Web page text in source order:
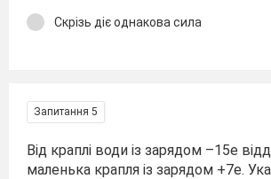
Скрізь діє однакова сила
Запитання 5
Від краплі води із зарядом –15е
маленька крапля із зарядом +7е.